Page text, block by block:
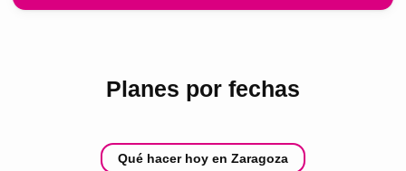
Planes por fechas
Qué hacer hoy en Zaragoza